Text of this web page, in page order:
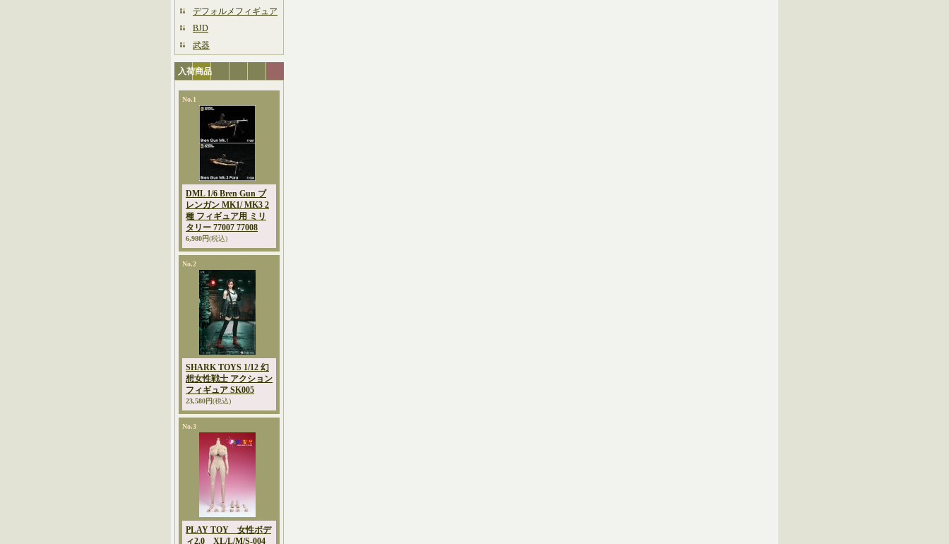
デフォルメフィギュア
BJD
武器
入荷商品
No.1
DML 1/6 Bren Gun ブ
レンガン MK1/ MK3 2
種 フィギュア用 ミリ
タリー 77007 77008
6,980円(税込)
No.2
SHARK TOYS 1/12 幻
想女性戦士 アクション
フィギュア SK005
23,580円(税込)
No.3
PLAY TOY 女性ボデ
ィ2.0 XL/L/M/S-004